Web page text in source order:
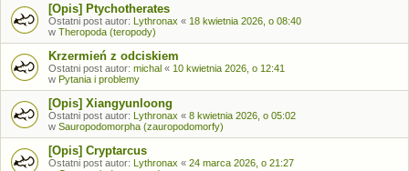
[Opis] Ptychotherates
Ostatni post autor: Lythronax « 18 kwietnia 2026, o 08:40
w Theropoda (teropody)
Krzermień z odciskiem
Ostatni post autor: michal « 10 kwietnia 2026, o 12:41
w Pytania i problemy
[Opis] Xiangyunloong
Ostatni post autor: Lythronax « 8 kwietnia 2026, o 05:02
w Sauropodomorpha (zauropodomorfy)
[Opis] Cryptarcus
Ostatni post autor: Lythronax « 24 marca 2026, o 21:27